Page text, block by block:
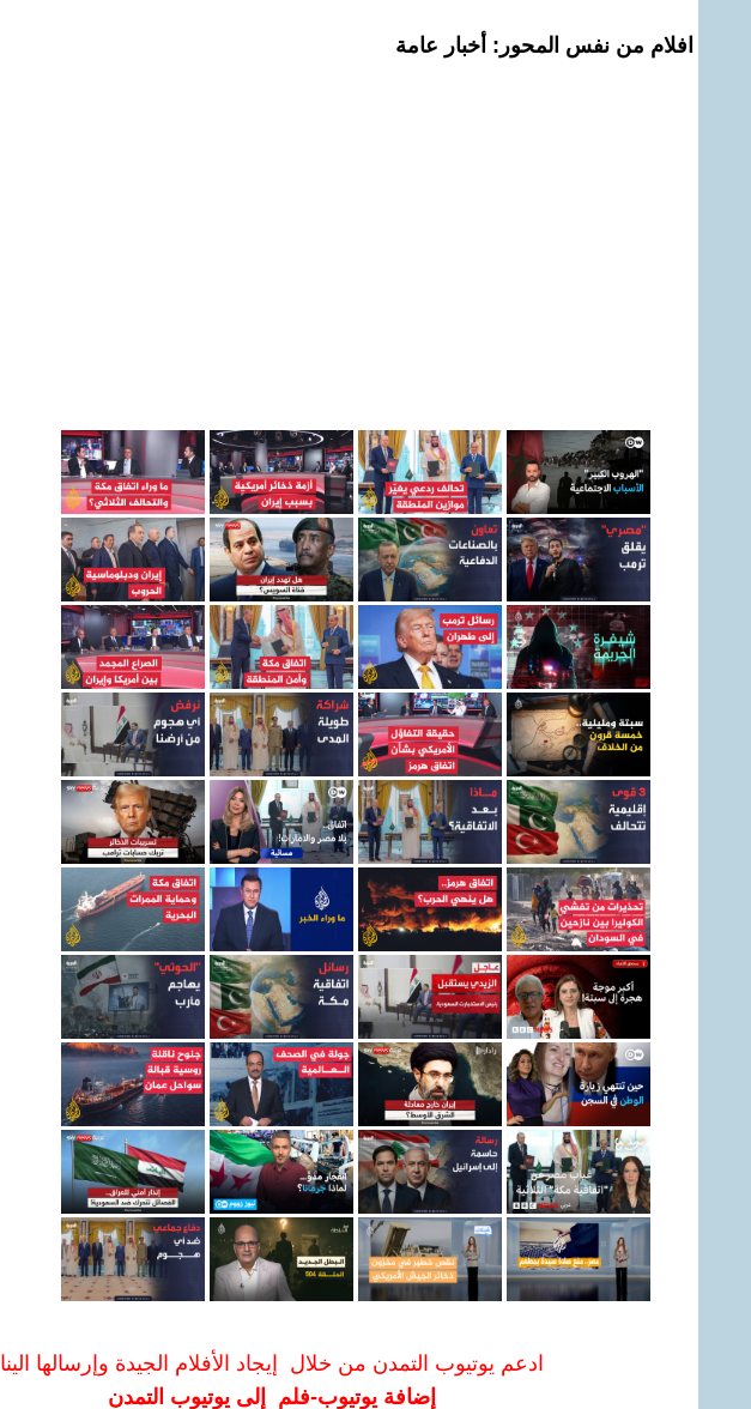
افلام من نفس المحور: أخبار عامة
ادعم يوتيوب التمدن من خلال إيجاد الأفلام الجيدة وإرسالها الينا
إضافة يوتيوب-فلم إلى يوتيوب التمدن